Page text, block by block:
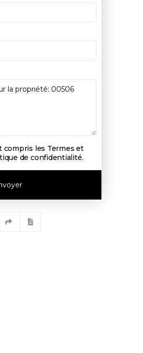
compris les Termes et
de confidentialité.